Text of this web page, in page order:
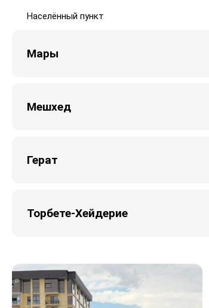
Населённый пункт
Мары
Мешхед
Герат
Торбете-Хейдерие